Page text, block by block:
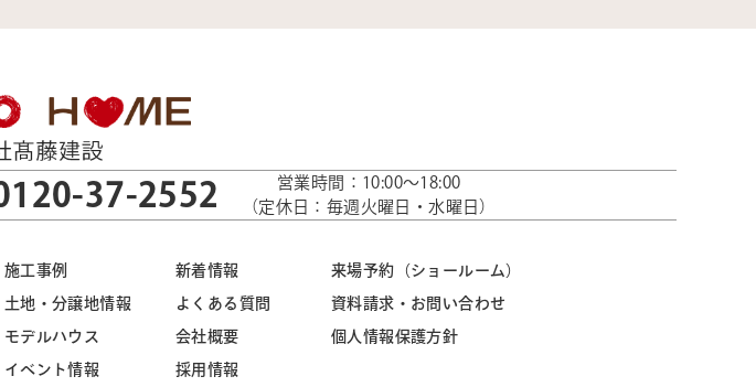
37-2552
営業時間：10:00～18:00
（定休日：毎週火曜日・水曜日）
施工事例
土地・分譲地情報
モデルハウス
イベント情報
新着情報
よくある質問
会社概要
採用情報
来場予約（ショールーム）
資料請求・お問い合わせ
個人情報保護方針